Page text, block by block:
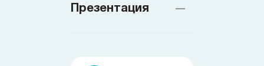
+7 (495) 280 73 80Презентация